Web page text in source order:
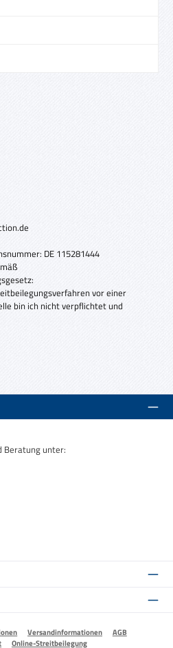
DE 115281444
vor einer
bin ich nicht verpflichtet und
Beratung unter:
Versandinformationen
AGB
Online-Streitbeilegung